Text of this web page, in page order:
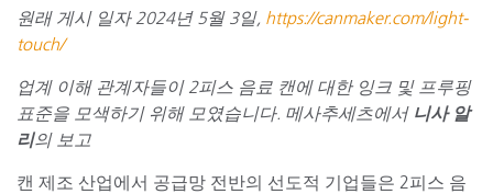
원래 게시 일자 2024년 5월 3일, https://canmaker.com/light-
touch/
업계 이해 관계자들이 2피스 음료 캔에 대한 잉크 및 프루핑
표준을 모색하기 위해 모였습니다. 메사추세츠에서 니사 알
리의 보고
캔 제조 산업에서 공급망 전반의 선도적 기업들은 2피스 음